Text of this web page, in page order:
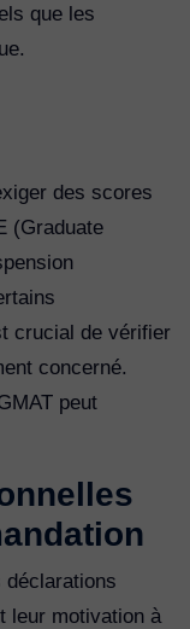
que les
des scores
(Graduate
crucial de vérifier
concerné.
peut
déclarations
leur motivation à